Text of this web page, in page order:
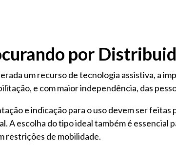
por
um recurso de tecnologia assistiva, a
e com maior independência, das
e indicação para o uso devem ser
A escolha do tipo ideal também é essencial
restrições de mobilidade.